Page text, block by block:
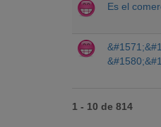
Es el
1 - 10 de 814